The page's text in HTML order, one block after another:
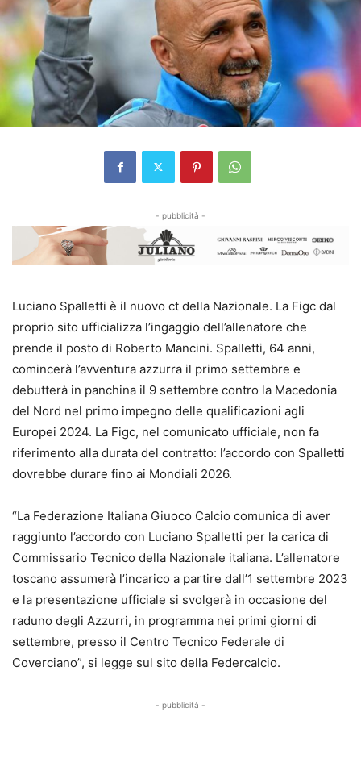
- pubblicità -
Luciano Spalletti è il nuovo ct della Nazionale. La Figc dal
proprio sito ufficializza l’ingaggio dell’allenatore che
prende il posto di Roberto Mancini. Spalletti, 64 anni,
comincerà l’avventura azzurra il primo settembre e
debutterà in panchina il 9 settembre contro la Macedonia
del Nord nel primo impegno delle qualificazioni agli
Europei 2024. La Figc, nel comunicato ufficiale, non fa
riferimento alla durata del contratto: l’accordo con Spalletti
dovrebbe durare fino ai Mondiali 2026.
“La Federazione Italiana Giuoco Calcio comunica di aver
raggiunto l’accordo con Luciano Spalletti per la carica di
Commissario Tecnico della Nazionale italiana. L’allenatore
toscano assumerà l’incarico a partire dall’1 settembre 2023
e la presentazione ufficiale si svolgerà in occasione del
raduno degli Azzurri, in programma nei primi giorni di
settembre, presso il Centro Tecnico Federale di
Coverciano”, si legge sul sito della Federcalcio.
- pubblicità -